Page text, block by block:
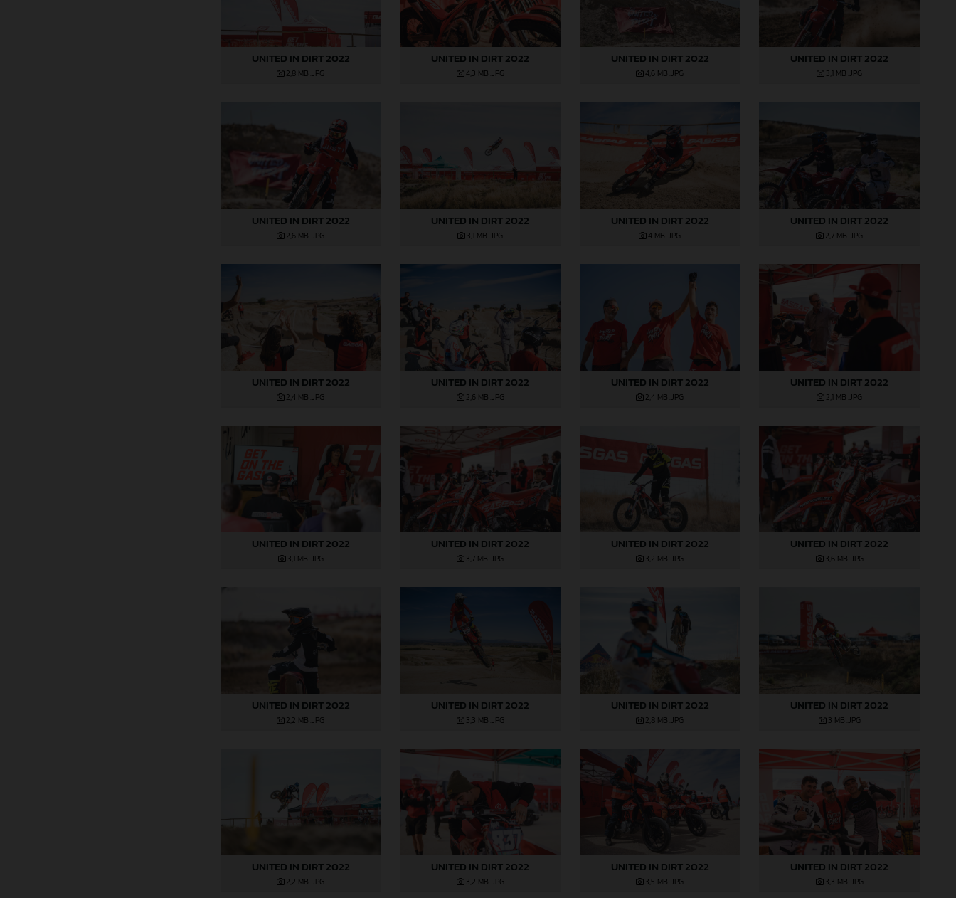
UNITED IN DIRT 2022
2,8 MB .JPG
UNITED IN DIRT 2022
4,3 MB .JPG
UNITED IN DIRT 2022
4,6 MB .JPG
UNITED IN DIRT 2022
3,1 MB .JPG
UNITED IN DIRT 2022
2,6 MB .JPG
UNITED IN DIRT 2022
3,1 MB .JPG
UNITED IN DIRT 2022
4 MB .JPG
UNITED IN DIRT 2022
2,7 MB .JPG
UNITED IN DIRT 2022
2,4 MB .JPG
UNITED IN DIRT 2022
2,6 MB .JPG
UNITED IN DIRT 2022
2,4 MB .JPG
UNITED IN DIRT 2022
2,1 MB .JPG
UNITED IN DIRT 2022
3,1 MB .JPG
UNITED IN DIRT 2022
3,7 MB .JPG
UNITED IN DIRT 2022
3,2 MB .JPG
UNITED IN DIRT 2022
3,6 MB .JPG
UNITED IN DIRT 2022
2,2 MB .JPG
UNITED IN DIRT 2022
3,3 MB .JPG
UNITED IN DIRT 2022
2,8 MB .JPG
UNITED IN DIRT 2022
3 MB .JPG
UNITED IN DIRT 2022
2,2 MB .JPG
UNITED IN DIRT 2022
3,2 MB .JPG
UNITED IN DIRT 2022
3,5 MB .JPG
UNITED IN DIRT 2022
3,3 MB .JPG